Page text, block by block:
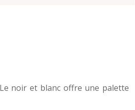
noir et blanc offre une palette